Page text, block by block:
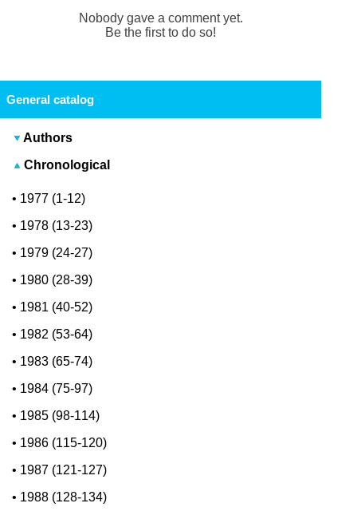
Nobody gave a comment yet.
Be the first to do so!
General catalog
Authors
Chronological
• 1977 (1-12)
• 1978 (13-23)
• 1979 (24-27)
• 1980 (28-39)
• 1981 (40-52)
• 1982 (53-64)
• 1983 (65-74)
• 1984 (75-97)
• 1985 (98-114)
• 1986 (115-120)
• 1987 (121-127)
• 1988 (128-134)